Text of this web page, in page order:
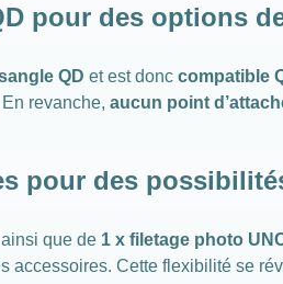
pour des options
QD et est donc compatible
revanche, aucun point
pour des
ainsi que de 1 x filetage photo
accessoires. Cette flexibilité se